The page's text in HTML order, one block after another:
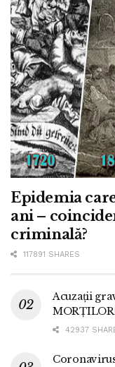
Epidemia
ani –
criminală?
117891 SHARES
Acuzații
42937